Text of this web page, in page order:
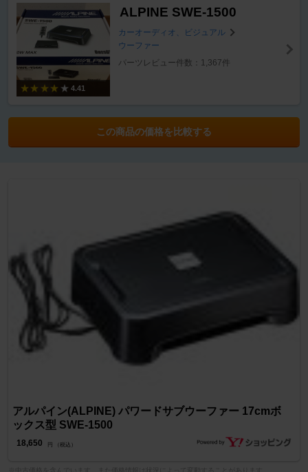
4.41
ALPINE SWE-1500
カーオーディオ、ビジュアル
ウーファー
パーツレビュー件数：1,367件
この商品の価格を比較する
アルパイン(ALPINE) パワードサブウーファー 17cmボ
ックス型 SWE-1500
18,650 円 （税込）